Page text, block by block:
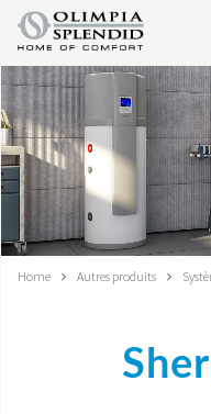
FRANÇAIS
HOME
CLIMATISATION
CHAUFFAGE
SYSTÈMES INTÉGRÉS
Home Autres produits